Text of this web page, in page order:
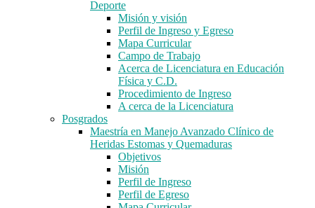
Deporte
Misión y visión
Perfil de Ingreso y Egreso
Mapa Curricular
Campo de Trabajo
Acerca de Licenciatura en Educación
Física y C.D.
Procedimiento de Ingreso
A cerca de la Licenciatura
Posgrados
Maestría en Manejo Avanzado Clínico de
Heridas Estomas y Quemaduras
Objetivos
Misión
Perfil de Ingreso
Perfil de Egreso